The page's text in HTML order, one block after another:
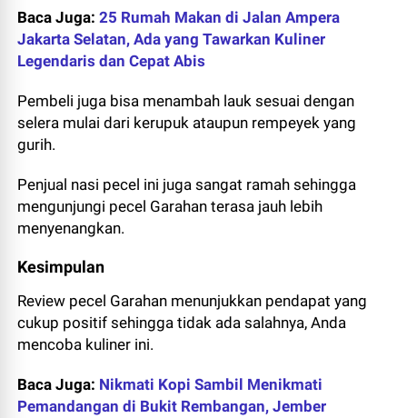
Baca Juga:25 Rumah Makan di Jalan Ampera
Jakarta Selatan, Ada yang Tawarkan Kuliner
Legendaris dan Cepat Abis
Pembeli juga bisa menambah lauk sesuai dengan
selera mulai dari kerupuk ataupun rempeyek yang
gurih.
Penjual nasi pecel ini juga sangat ramah sehingga
mengunjungi pecel Garahan terasa jauh lebih
menyenangkan.
Kesimpulan
Review pecel Garahan menunjukkan pendapat yang
cukup positif sehingga tidak ada salahnya, Anda
mencoba kuliner ini.
Baca Juga: Nikmati Kopi Sambil Menikmati
Pemandangan di Bukit Rembangan, Jember